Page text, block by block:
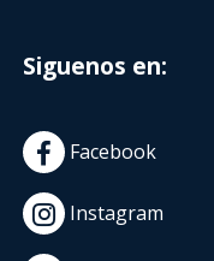
Siguenos en:
Facebook
Instagram